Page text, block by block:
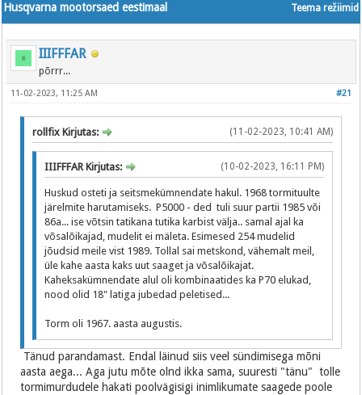
Teema režiimid
Husqvarna mootorsaed eestimaal
IIIFFFAR
põrrr...
#21
11-02-2023, 11:25 AM
(11-02-2023, 10:41 AM)
rollfix Kirjutas:
(10-02-2023, 16:11 PM)
IIIFFFAR Kirjutas:
Huskud osteti ja seitsmekümnendate hakul. 1968 tormituulte
järelmite harutamiseks. P5000 - ded tuli suur partii 1985 või
86a... ise võtsin tatikana tutika karbist välja.. samal ajal ka
võsalõikajad, mudelit ei mäleta. Esimesed 254 mudelid
jõudsid meile vist 1989. Tollal sai metskond, vähemalt meil,
üle kahe aasta kaks uut saaget ja võsalõikajat.
Kaheksakümnendate alul oli kombinaatides ka P70 elukad,
nood olid 18" latiga jubedad peletised...
Torm oli 1967. aasta augustis.
Tänud parandamast. Endal läinud siis veel sündimisega mõni
aasta aega... Aga jutu mõte olnd ikka sama, suuresti "tänu" tolle
tormimurdudele hakati poolvägisigi inimlikumate saagede poole